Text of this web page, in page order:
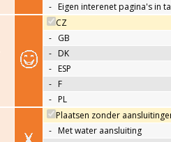
- Eigen interenet pagina's in
CZ
- GB
- DK
- ESP
- F
- PL
Plaatsen zonder
- Met water aansluiting